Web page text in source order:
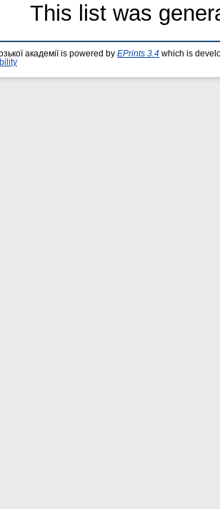
This list was
академії is powered by EPrints 3.4 which is